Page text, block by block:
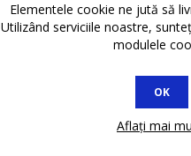
Elementele cookie ne jută să
Utilizând serviciile noastre,
modulele
OK
Aflați mai